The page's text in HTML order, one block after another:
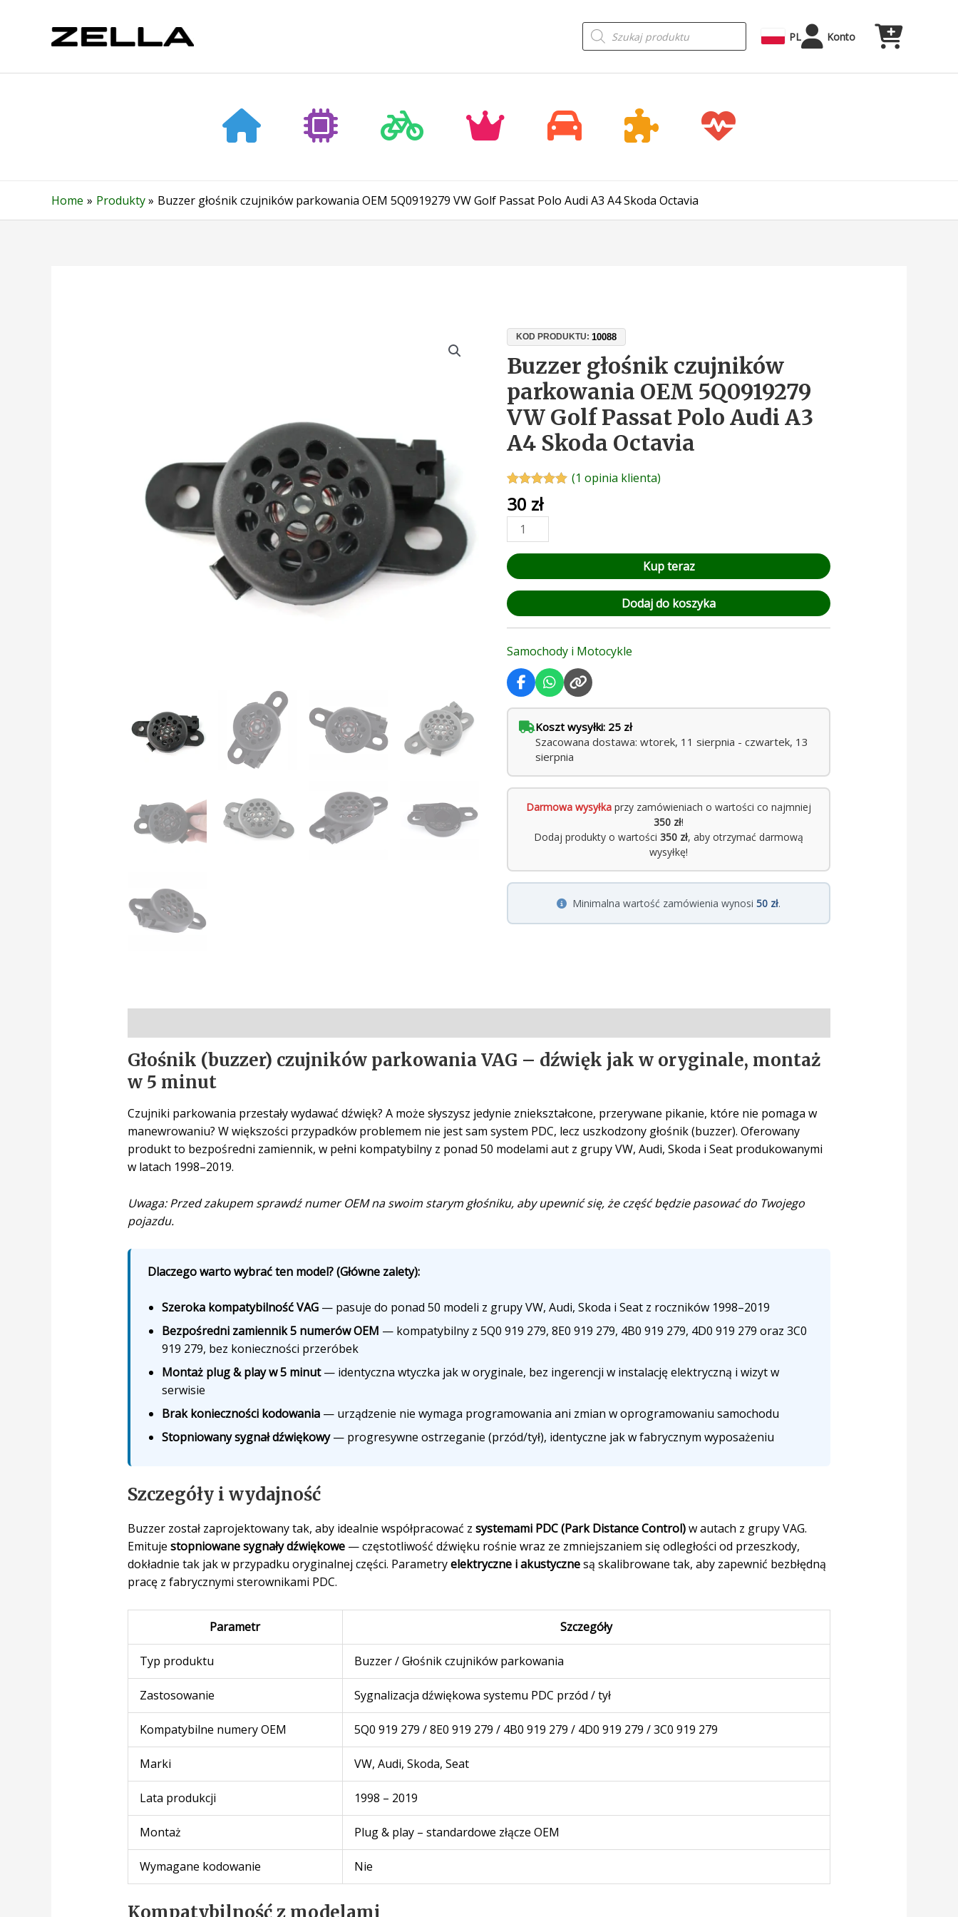
Wyszukiwarka
produktów PL Konto
Home Produkty Buzzer głośnik czujników parkowania OEM 5Q0919279 VW Golf Passat Polo Audi A3 A4 Skoda Octavia
KOD PRODUKTU:10088
Buzzer głośnik czujników
parkowania OEM 5Q0919279
VW Golf Passat Polo Audi A3
A4 Skoda Octavia
Oceniony
5.00 na 5 na
podstawie
oceny klienta
(1 opinia klienta)
30 zł
ilość
głośnik
czujników
parkowania
OEM
5Q0919279
Golf
Passat
Polo
Audi
A4
Skoda
Octavia
Kup teraz
Dodaj do koszyka
Samochody i Motocykle
Koszt wysyłki: 25 zł
Szacowana dostawa: wtorek, 11 sierpnia - czwartek, 13
sierpnia
Darmowa wysyłka przy zamówieniach o wartości co najmniej
350 zł!
Dodaj produkty o wartości350 zł, aby otrzymać darmową
wysyłkę!
Minimalna wartość zamówienia wynosi50 zł.
Głośnik (buzzer) czujników parkowania VAG – dźwięk jak w oryginale, montaż
w 5 minut
Czujniki parkowania przestały wydawać dźwięk? A może słyszysz jedynie zniekształcone, przerywane pikanie, które nie pomaga w
manewrowaniu? W większości przypadków problemem nie jest sam system PDC, lecz uszkodzony głośnik (buzzer). Oferowany
produkt to bezpośredni zamiennik, w pełni kompatybilny z ponad 50 modelami aut z grupy VW, Audi, Skoda i Seat produkowanymi
w latach 1998–2019.
Uwaga: Przed zakupem sprawdź numer OEM na swoim starym głośniku, aby upewnić się, że część będzie pasować do Twojego
pojazdu.
Dlaczego warto wybrać ten model? (Główne zalety):
Szeroka kompatybilność VAG— pasuje do ponad 50 modeli z grupy VW, Audi, Skoda i Seat z roczników 1998–2019
Bezpośredni zamiennik 5 numerów OEM — kompatybilny z 5Q0 919 279, 8E0 919 279, 4B0 919 279, 4D0 919 279 oraz 3C0
919 279, bez konieczności przeróbek
Montaż plug & play w 5 minut— identyczna wtyczka jak w oryginale, bez ingerencji w instalację elektryczną i wizyt w
serwisie
Brak konieczności kodowania— urządzenie nie wymaga programowania ani zmian w oprogramowaniu samochodu
Stopniowany sygnał dźwiękowy— progresywne ostrzeganie (przód/tył), identyczne jak w fabrycznym wyposażeniu
Szczegóły i wydajność
Buzzer został zaprojektowany tak, aby idealnie współpracować z systemami PDC (Park Distance Control)w autach z grupy VAG.
Emituje stopniowane sygnały dźwiękowe— częstotliwość dźwięku rośnie wraz ze zmniejszaniem się odległości od przeszkody,
dokładnie tak jak w przypadku oryginalnej części. Parametryelektryczne i akustycznesą skalibrowane tak, aby zapewnić bezbłędną
pracę z fabrycznymi sterownikami PDC.
Parametr Szczegóły
Typ produktu Buzzer / Głośnik czujników parkowania
Zastosowanie Sygnalizacja dźwiękowa systemu PDC przód / tył
Kompatybilne numery OEM 5Q0 919 279 / 8E0 919 279 / 4B0 919 279 / 4D0 919 279 / 3C0 919 279
Marki VW, Audi, Skoda, Seat
Lata produkcji 1998 – 2019
Montaż Plug & play – standardowe złącze OEM
Wymagane kodowanie Nie
Kompatybilność z modelami